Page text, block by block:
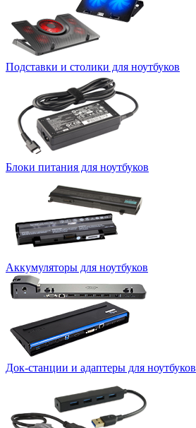
Подставки и столики для ноутбуков
Блоки питания для ноутбуков
Аккумуляторы для ноутбуков
Док-станции и адаптеры для ноутбуков